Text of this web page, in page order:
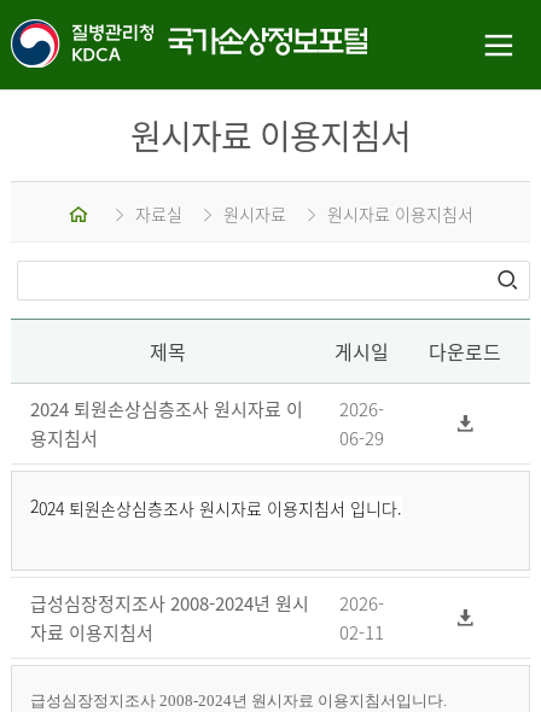
원시자료 이용지침서
홈 자료실 원시자료 원시자료 이용지침서
제목 게시일 다운로드
2024 퇴원손상심층조사 원시자료 이
용지침서
2026-
06-29
2024 퇴원손상심층조사 원시자료 이용지침서 입니다.
급성심장정지조사 2008-2024년 원시
자료 이용지침서
2026-
02-11
급성심장정지조사 2008-2024년 원시자료 이용지침서입니다.